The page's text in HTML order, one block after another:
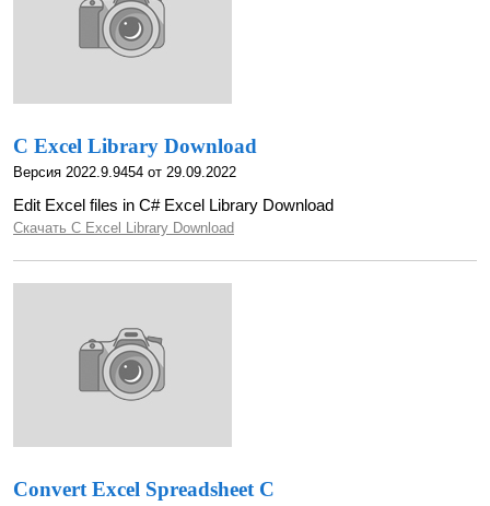
C Excel Library Download
Версия 2022.9.9454 от 29.09.2022
Edit Excel files in C# Excel Library Download
Скачать C Excel Library Download
Convert Excel Spreadsheet C